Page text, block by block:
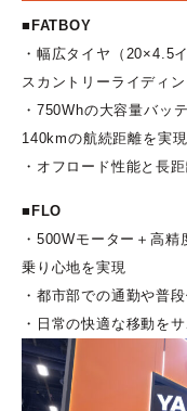
■FATBOY
・幅広タイヤ（20×4.5
スカントリーライディ
・750Whの大容量バッ
140kmの航続距離を実現
・オフロード性能と長
■FLO
・500Wモーター＋高
乗り心地を実現
・都市部での通勤や普
・日常の快適な移動を